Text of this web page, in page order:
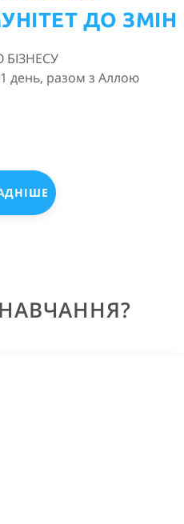
ДО ЗМІН
день, разом з Аллою